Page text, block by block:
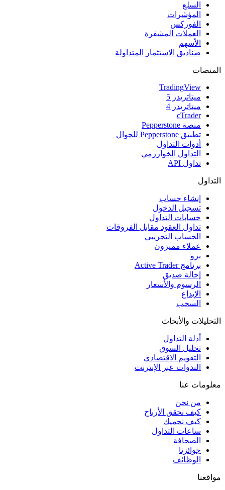
السلع
المؤشرات
الفوركس
العملات المشفرة
الأسهم
صناديق الاستثمار المتداولة
المنصات
TradingView
ميتاتريدر 5
ميتاتريدر 4
cTrader
منصة Pepperstone
تطبيق Pepperstone للجوال
أدوات التداول
التداول الخوارزمي
تداول API
التداول
إنشاء حساب
تسجيل الدخول
حسابات التداول
تداول العقود مقابل الفروقات
الحساب التجريبي
عملاء مميزون
برو
برنامج Active Trader
إحالة صديق
الرسوم والأسعار
الإيداع
السحب
التحليلات والأبحاث
أدلة التداول
تحليل السوق
التقويم الاقتصادي
الندوات عبر الإنترنت
معلومات عنا
من نحن
كيف نحقق الأرباح
كيف نحميك
ساعات التداول
الصحافة
جوائزنا
الوظائف
مواقعنا